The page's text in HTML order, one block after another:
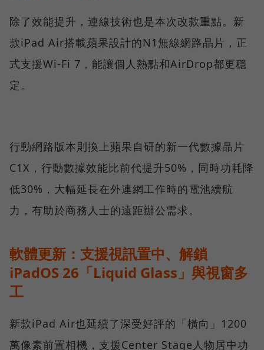
除了效能提升，連線技術也是本次改款重點。新
款iPad Air搭載蘋果設計的N1無線網路晶片，正
式支援Wi-Fi 7，能讓個人熱點和AirDrop都更穩
定。
行動網路版本則換上蘋果自研的新一代數據晶片
C1X，行動數據效能比前代提升50%，同時功耗降
低30%，大幅延長在外連網工作時的電池續航
力，有助於商務人士的遠距辦公需求。
軟體更新：支援視訊置中、解鎖
iPadOS 26「Liquid Glass」與視窗多
工
新款iPad Air也延續了深受好評的「橫向」1200
萬像素前置相機，支援Center Stage人物居中功